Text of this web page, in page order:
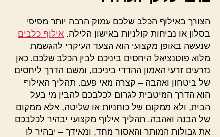
הצורך באילוף הכלב שלכם עמוק הרבה יותר מפיפי
בסלון או נביחות קולניות באישון הלילה. אילוף כלבים
שנעשה באופן מקצועי הוא הצעד העיקרי להגשמת
מלוא פוטנציאל היחסים ביניכם לבין הכלב שלכם. כאן
נזרעים זרעי האמון ההדדי ביניכם, ומשם הדרך ליחסים
של ביטחון ואהבה – קצרה מאי פעם. תהליך האילוף
הוא הדרך המיטבית לגרום לכלבכם להבין מי בעל
הבית, ולא ממקום של כוחניות או שליטה, אלא ממקום
של הבנה ואהבה. תהליך אילוף מקצועי יבהיר לכלבכם
את גבולות המותר והאסור מחד, ומאידך – יבהיר לו